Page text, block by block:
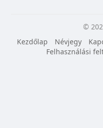
©
Kezdőlap
Névjegy
Felhasználási